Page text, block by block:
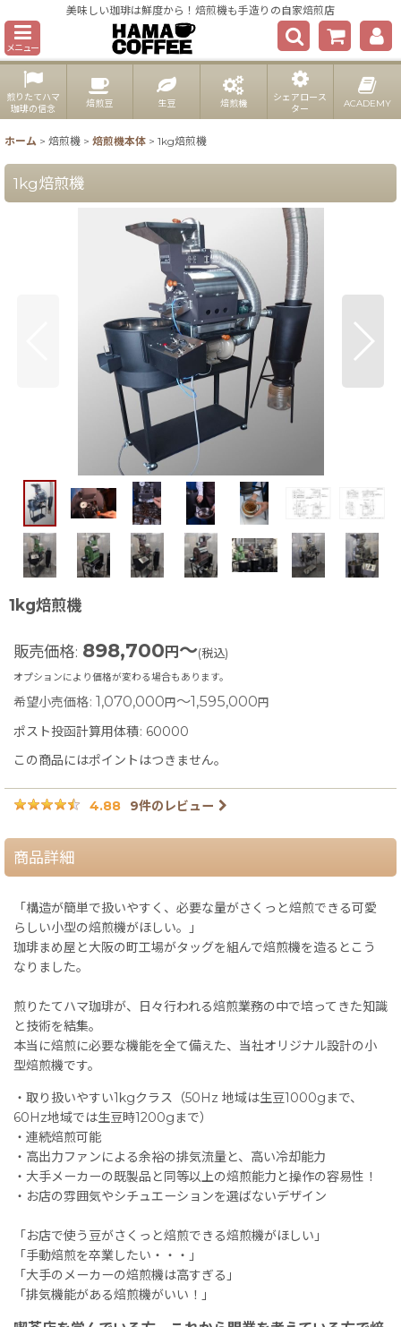
美味しい珈琲は鮮度から！焙煎機も手造りの自家焙煎店
メニュー
煎りたてハマ
珈琲の信念
焙煎豆 生豆 焙煎機
シェアロース
ター
ACADEMY
ホーム > 焙煎機 > 焙煎機本体 > 1kg焙煎機
1kg焙煎機
1kg焙煎機
販売価格: 898,700 円 ～(税込)
オプションにより価格が変わる場合もあります。
希望小売価格: 1,070,000 円 ～1,595,000 円
ポスト投函計算用体積: 60000
この商品にはポイントはつきません。
4.88 9件のレビュー
商品詳細
「構造が簡単で扱いやすく、必要な量がさくっと焙煎できる可愛
らしい小型の焙煎機がほしい。」
珈琲まめ屋と大阪の町工場がタッグを組んで焙煎機を造るとこう
なりました。
煎りたてハマ珈琲が、日々行われる焙煎業務の中で培ってきた知識
と技術を結集。
本当に焙煎に必要な機能を全て備えた、当社オリジナル設計の小
型焙煎機です。
・取り扱いやすい1kgクラス（50Hz 地域は生豆1000gまで、
60Hz地域では生豆時1200gまで）
・連続焙煎可能
・高出力ファンによる余裕の排気流量と、高い冷却能力
・大手メーカーの既製品と同等以上の焙煎能力と操作の容易性！
・お店の雰囲気やシチュエーションを選ばないデザイン
「お店で使う豆がさくっと焙煎できる焙煎機がほしい」
「手動焙煎を卒業したい・・・」
「大手のメーカーの焙煎機は高すぎる」
「排気機能がある焙煎機がいい！」